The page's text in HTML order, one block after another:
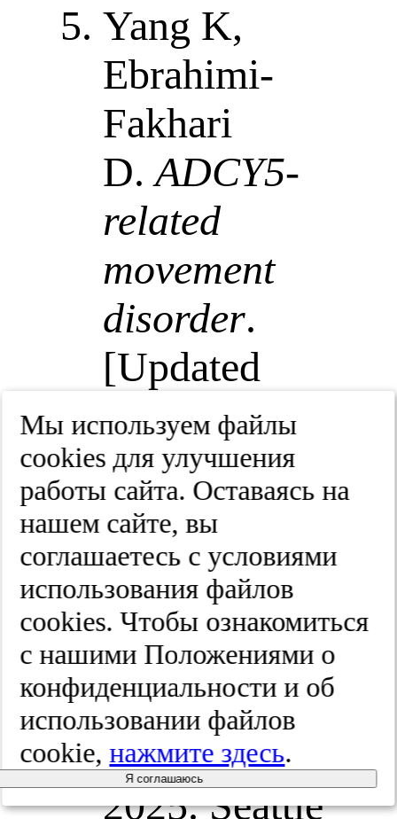
Yang K,
Ebrahimi-
Fakhari
D.ADCY5-
related
movement
disorder.
[Updated
2025 Jun 26].
In: Adam
MP,
Feldman J,
Mirzaa GM,
et al. (eds).
GeneReviews
[Internet].
2025. Seattle
Мы используем файлы
cооkies для улучшения
работы сайта. Оставаясь на
нашем сайте, вы
соглашаетесь с условиями
использования файлов
cооkies. Чтобы ознакомиться
с нашими Положениями о
конфиденциальности и об
использовании файлов
cookie,нажмите здесь.
Я соглашаюсь